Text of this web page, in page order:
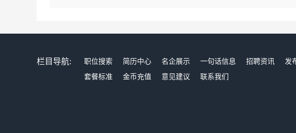
栏目导航: 职位搜索 简历中心 名企展示 一句话信息 招聘资讯 发
套餐标准
金币充值 意见建议 联系我们